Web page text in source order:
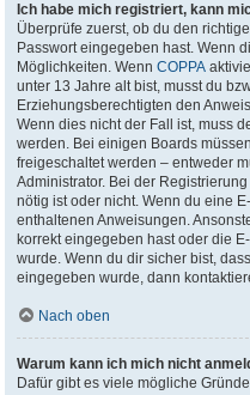
Ich habe mich registriert, kann
Überprüfe zuerst, ob du den
Passwort eingegeben hast. Wenn
Möglichkeiten. WennCOPPA
unter 13 Jahre alt bist, musst du
Erziehungsberechtigten den
Wenn dies nicht der Fall ist, muss
werden. Bei einigen Boards
freigeschaltet werden – entweder
Administrator. Bei der
nötig ist oder nicht. Wenn du eine
enthaltenen Anweisungen.
korrekt eingegeben hast oder die
wurde. Wenn du dir sicher bist,
eingegeben wurde, dann
Nach oben
Warum kann ich mich nicht
Dafür gibt es viele mögliche